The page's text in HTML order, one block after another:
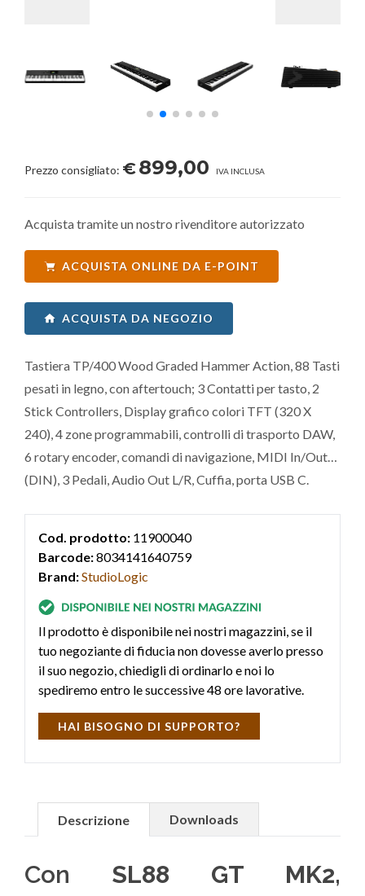
Prezzo consigliato: €899,00 IVA INCLUSA
Acquista tramite un nostro rivenditore autorizzato
ACQUISTA ONLINE DA E-POINT
ACQUISTA DA NEGOZIO
Tastiera TP/400 Wood Graded Hammer Action, 88 Tasti
pesati in legno, con aftertouch; 3 Contatti per tasto, 2
Stick Controllers, Display grafico colori TFT (320 X
240), 4 zone programmabili, controlli di trasporto DAW,
6 rotary encoder, comandi di navigazione, MIDI In/Out
(DIN), 3 Pedali, Audio Out L/R, Cuffia, porta USB C.
Cod. prodotto: 11900040
Barcode:8034141640759
Brand:StudioLogic
Il prodotto è disponibile nei nostri magazzini, se il
tuo negoziante di fiducia non dovesse averlo presso
il suo negozio, chiedigli di ordinarlo e noi lo
spediremo entro le successive 48 ore lavorative.
HAI BISOGNO DI SUPPORTO?
Descrizione Downloads
Con SL88 GT MK2,